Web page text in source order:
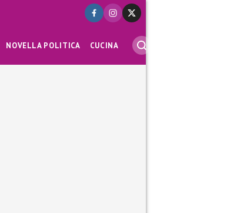
NOVELLA POLITICA CUCINA